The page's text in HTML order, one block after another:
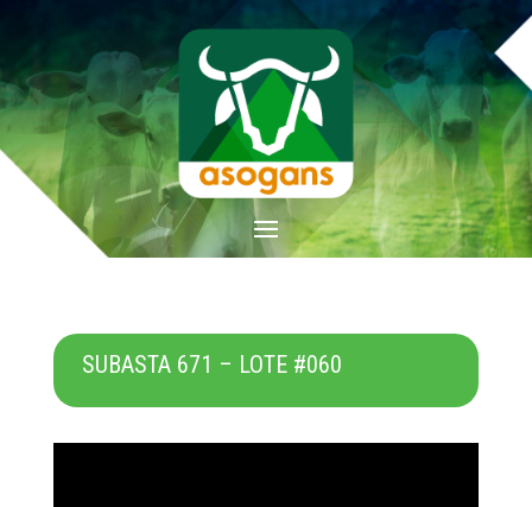
SUBASTA 671 – LOTE #060